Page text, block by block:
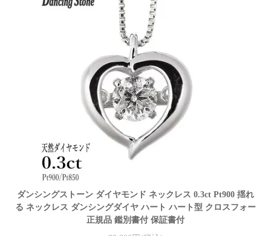
ダンシングストーン ダイヤモンド ネックレス 0.3ct Pt900 揺れ
る ネックレス ダンシングダイヤ ハート ハート型 クロスフォー
正規品 鑑別書付 保証書付